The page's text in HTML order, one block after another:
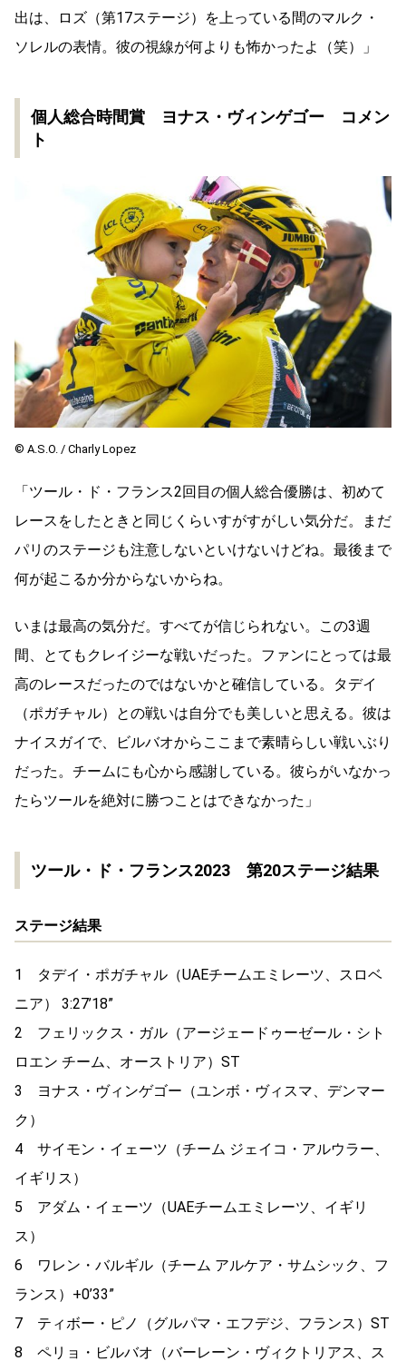
出は、ロズ（第17ステージ）を上っている間のマルク・
ソレルの表情。彼の視線が何よりも怖かったよ（笑）」
個人総合時間賞 ヨナス・ヴィンゲゴー コメン
ト
© A.S.O. / Charly Lopez
「ツール・ド・フランス2回目の個人総合優勝は、初めて
レースをしたときと同じくらいすがすがしい気分だ。まだ
パリのステージも注意しないといけないけどね。最後まで
何が起こるか分からないからね。
いまは最高の気分だ。すべてが信じられない。この3週
間、とてもクレイジーな戦いだった。ファンにとっては最
高のレースだったのではないかと確信している。タデイ
（ポガチャル）との戦いは自分でも美しいと思える。彼は
ナイスガイで、ビルバオからここまで素晴らしい戦いぶり
だった。チームにも心から感謝している。彼らがいなかっ
たらツールを絶対に勝つことはできなかった」
ツール・ド・フランス2023 第20ステージ結果
ステージ結果
1 タデイ・ポガチャル（UAEチームエミレーツ、スロベ
ニア） 3:27’18”
2 フェリックス・ガル（アージェードゥーゼール・シト
ロエン チーム、オーストリア）ST
3 ヨナス・ヴィンゲゴー（ユンボ・ヴィスマ、デンマー
ク）
4 サイモン・イェーツ（チーム ジェイコ・アルウラー、
イギリス）
5 アダム・イェーツ（UAEチームエミレーツ、イギリ
ス）
6 ワレン・バルギル（チーム アルケア・サムシック、フ
ランス）+0’33”
7 ティボー・ピノ（グルパマ・エフデジ、フランス）ST
8 ペリョ・ビルバオ（バーレーン・ヴィクトリアス、ス